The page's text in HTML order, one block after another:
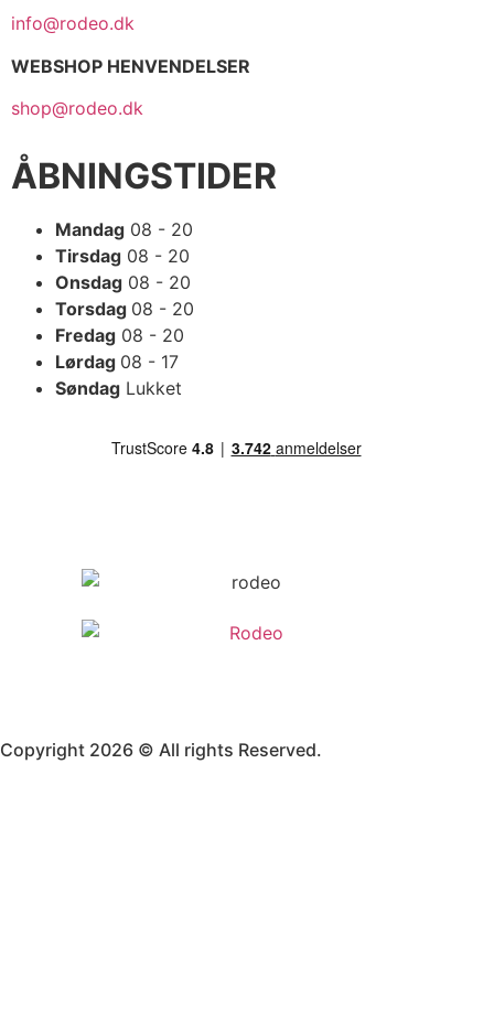
info@rodeo.dk
WEBSHOP HENVENDELSER
shop@rodeo.dk
ÅBNINGSTIDER
Mandag 08 - 20
Tirsdag 08 - 20
Onsdag 08 - 20
Torsdag 08 - 20
Fredag 08 - 20
Lørdag 08 - 17
Søndag Lukket
Copyright 2026 © All rights Reserved.